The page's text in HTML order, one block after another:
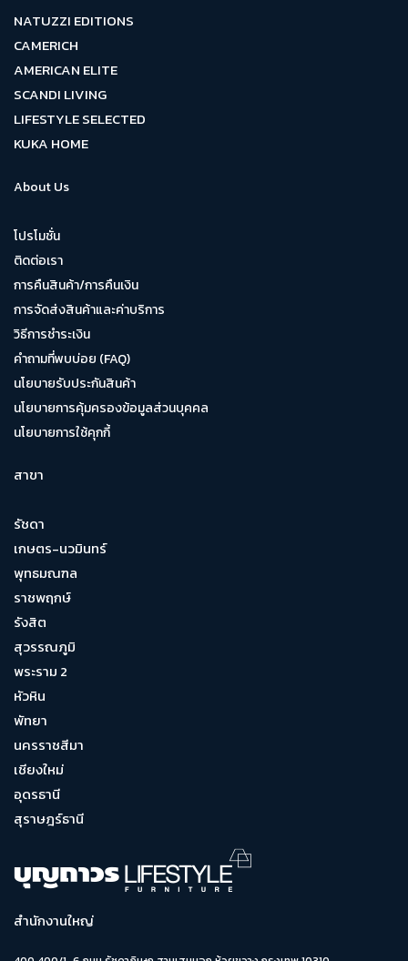
NATUZZI EDITIONS
CAMERICH
AMERICAN ELITE
SCANDI LIVING
LIFESTYLE SELECTED
KUKA HOME
About Us
โปรโมชั่น
ติดต่อเรา
การคืนสินค้า/การคืนเงิน
การจัดส่งสินค้าและค่าบริการ
วิธีการชำระเงิน
คำถามที่พบบ่อย (FAQ)
นโยบายรับประกันสินค้า
นโยบายการคุ้มครองข้อมูลส่วนบุคคล
นโยบายการใช้คุกกี้
สาขา
รัชดา
เกษตร-นวมินทร์
พุทธมณฑล
ราชพฤกษ์
รังสิต
สุวรรณภูมิ
พระราม 2
หัวหิน
พัทยา
นครราชสีมา
เชียงใหม่
อุดรธานี
สุราษฎร์ธานี
สำนักงานใหญ่